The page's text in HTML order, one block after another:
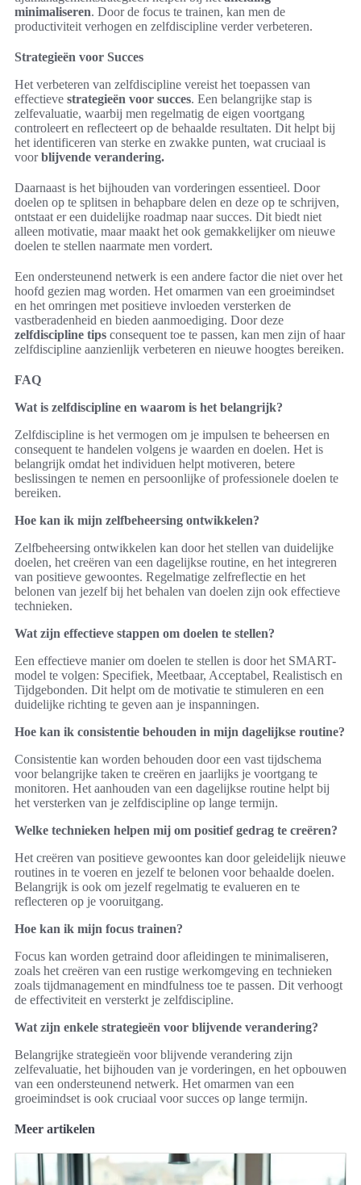
minimaliseren. Door de focus te trainen, kan men de
productiviteit verhogen en zelfdiscipline verder verbeteren.
Strategieën voor Succes
Het verbeteren van zelfdiscipline vereist het toepassen van
effectieve strategieën voor succes. Een belangrijke stap is
zelfevaluatie, waarbij men regelmatig de eigen voortgang
controleert en reflecteert op de behaalde resultaten. Dit helpt bij
het identificeren van sterke en zwakke punten, wat cruciaal is
voorblijvende verandering.
Daarnaast is het bijhouden van vorderingen essentieel. Door
doelen op te splitsen in behapbare delen en deze op te schrijven,
ontstaat er een duidelijke roadmap naar succes. Dit biedt niet
alleen motivatie, maar maakt het ook gemakkelijker om nieuwe
doelen te stellen naarmate men vordert.
Een ondersteunend netwerk is een andere factor die niet over het
hoofd gezien mag worden. Het omarmen van een groeimindset
en het omringen met positieve invloeden versterken de
vastberadenheid en bieden aanmoediging. Door deze
zelfdiscipline tips consequent toe te passen, kan men zijn of haar
zelfdiscipline aanzienlijk verbeteren en nieuwe hoogtes bereiken.
FAQ
Wat is zelfdiscipline en waarom is het belangrijk?
Zelfdiscipline is het vermogen om je impulsen te beheersen en
consequent te handelen volgens je waarden en doelen. Het is
belangrijk omdat het individuen helpt motiveren, betere
beslissingen te nemen en persoonlijke of professionele doelen te
bereiken.
Hoe kan ik mijn zelfbeheersing ontwikkelen?
Zelfbeheersing ontwikkelen kan door het stellen van duidelijke
doelen, het creëren van een dagelijkse routine, en het integreren
van positieve gewoontes. Regelmatige zelfreflectie en het
belonen van jezelf bij het behalen van doelen zijn ook effectieve
technieken.
Wat zijn effectieve stappen om doelen te stellen?
Een effectieve manier om doelen te stellen is door het SMART-
model te volgen: Specifiek, Meetbaar, Acceptabel, Realistisch en
Tijdgebonden. Dit helpt om de motivatie te stimuleren en een
duidelijke richting te geven aan je inspanningen.
Hoe kan ik consistentie behouden in mijn dagelijkse routine?
Consistentie kan worden behouden door een vast tijdschema
voor belangrijke taken te creëren en jaarlijks je voortgang te
monitoren. Het aanhouden van een dagelijkse routine helpt bij
het versterken van je zelfdiscipline op lange termijn.
Welke technieken helpen mij om positief gedrag te creëren?
Het creëren van positieve gewoontes kan door geleidelijk nieuwe
routines in te voeren en jezelf te belonen voor behaalde doelen.
Belangrijk is ook om jezelf regelmatig te evalueren en te
reflecteren op je vooruitgang.
Hoe kan ik mijn focus trainen?
Focus kan worden getraind door afleidingen te minimaliseren,
zoals het creëren van een rustige werkomgeving en technieken
zoals tijdmanagement en mindfulness toe te passen. Dit verhoogt
de effectiviteit en versterkt je zelfdiscipline.
Wat zijn enkele strategieën voor blijvende verandering?
Belangrijke strategieën voor blijvende verandering zijn
zelfevaluatie, het bijhouden van je vorderingen, en het opbouwen
van een ondersteunend netwerk. Het omarmen van een
groeimindset is ook cruciaal voor succes op lange termijn.
Meer artikelen